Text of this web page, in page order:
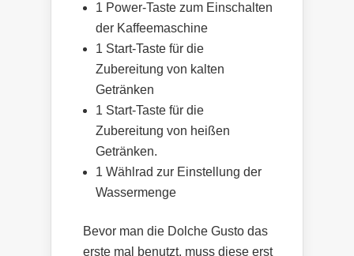
1 Power-Taste zum Einschalten
der Kaffeemaschine
1 Start-Taste für die
Zubereitung von kalten
Getränken
1 Start-Taste für die
Zubereitung von heißen
Getränken.
1 Wählrad zur Einstellung der
Wassermenge
Bevor man die Dolche Gusto das
erste mal benutzt, muss diese erst